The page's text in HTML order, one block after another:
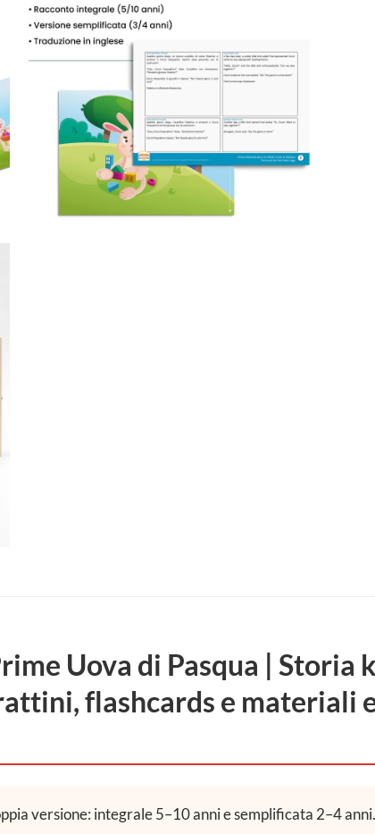
Uova di Pasqua |
flashcards e materiali
versione: integrale 5–10 anni e semplificata 2–4 anni.